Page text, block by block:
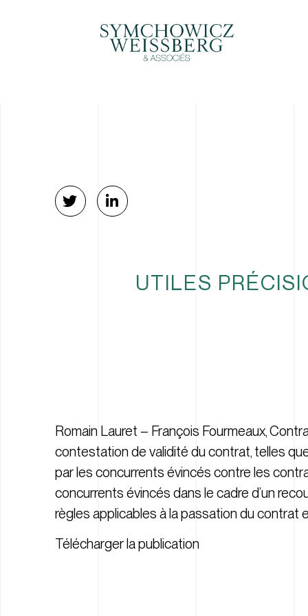
UTILES
Romain Lauret – François Fourmeaux,
contestation de validité du contrat, telles
par les concurrents évincés contre les
concurrents évincés dans le cadre d’un
règles applicables à la passation du contrat
Télécharger la publication